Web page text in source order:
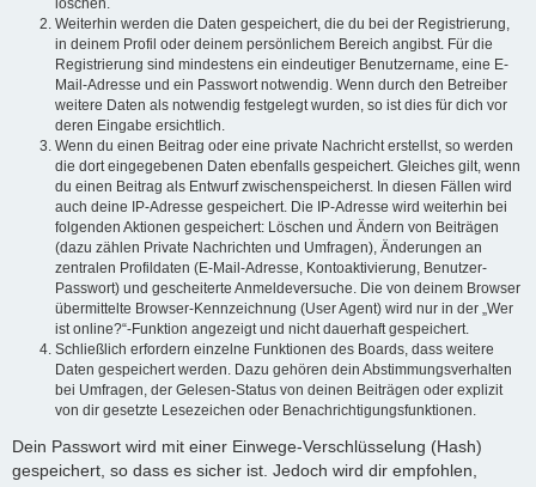
löschen.
Weiterhin werden die Daten gespeichert, die du bei der Registrierung,
in deinem Profil oder deinem persönlichem Bereich angibst. Für die
Registrierung sind mindestens ein eindeutiger Benutzername, eine E-
Mail-Adresse und ein Passwort notwendig. Wenn durch den Betreiber
weitere Daten als notwendig festgelegt wurden, so ist dies für dich vor
deren Eingabe ersichtlich.
Wenn du einen Beitrag oder eine private Nachricht erstellst, so werden
die dort eingegebenen Daten ebenfalls gespeichert. Gleiches gilt, wenn
du einen Beitrag als Entwurf zwischenspeicherst. In diesen Fällen wird
auch deine IP-Adresse gespeichert. Die IP-Adresse wird weiterhin bei
folgenden Aktionen gespeichert: Löschen und Ändern von Beiträgen
(dazu zählen Private Nachrichten und Umfragen), Änderungen an
zentralen Profildaten (E-Mail-Adresse, Kontoaktivierung, Benutzer-
Passwort) und gescheiterte Anmeldeversuche. Die von deinem Browser
übermittelte Browser-Kennzeichnung (User Agent) wird nur in der „Wer
ist online?“-Funktion angezeigt und nicht dauerhaft gespeichert.
Schließlich erfordern einzelne Funktionen des Boards, dass weitere
Daten gespeichert werden. Dazu gehören dein Abstimmungsverhalten
bei Umfragen, der Gelesen-Status von deinen Beiträgen oder explizit
von dir gesetzte Lesezeichen oder Benachrichtigungsfunktionen.
Dein Passwort wird mit einer Einwege-Verschlüsselung (Hash)
gespeichert, so dass es sicher ist. Jedoch wird dir empfohlen,